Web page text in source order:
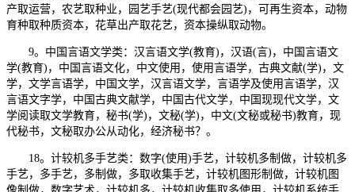
产取运营，农艺取种业，园艺手艺(现代都会园艺)，可再生资本，动物
育种取种质资本，花草出产取花艺，资本操纵取动物。
9。中国言语文学类：汉言语文学(教育)，汉语(言)，中国言语文
学(教育)，中国言语文化，中文使用，使用言语学，古典文献(学)，文
学，文学言语学，中国文学，汉言语文学，言语学及使用言语学，汉
言语文字学，中国古典文献学，中国古代文学，中国现现代文学，文
学阅读取文学教育，秘书(学)，文秘(学)，中文(文秘或秘书)教育，现
代秘书，文秘取办公从动化，经济秘书？。
18。计较机多手艺类：数字(使用)手艺，计较机多制做，计较机多
手艺，多手艺，多制做，多取收集手艺，计较机图形制做，计较机图